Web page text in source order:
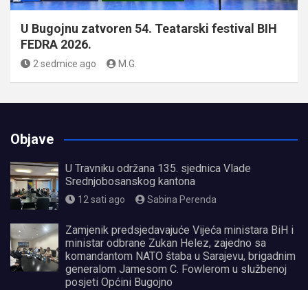
U Bugojnu zatvoren 54. Teatarski festival BIH
FEDRA 2026.
2 sedmice ago M.G.
Objave
U Travniku održana 135. sjednica Vlade
Srednjobosanskog kantona
12 sati ago Sabina Perenda
Zamjenik predsjedavajuće Vijeća ministara BiH i
ministar odbrane Zukan Helez, zajedno sa
komandantom NATO štaba u Sarajevu, brigadnim
generalom Jamesom C. Fowlerom u službenoj
posjeti Općini Bugojno